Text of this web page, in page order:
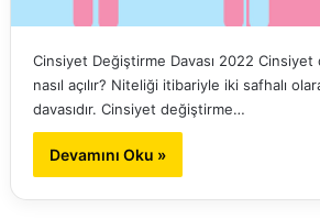
Cinsiyet Değiştirme Davası 2022 Cinsiyet
nasıl açılır? Niteliği itibariyle iki safhalı
davasıdır. Cinsiyet değiştirme…
Devamını Oku »